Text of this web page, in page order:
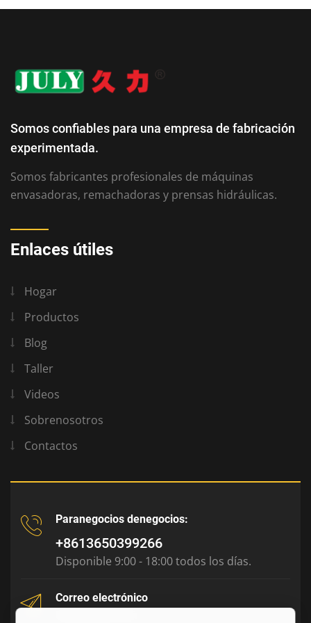
Somos confiables para una empresa de fabricación
experimentada.
Somos fabricantes profesionales de máquinas
envasadoras, remachadoras y prensas hidráulicas.
Enlaces útiles
Hogar
Productos
Blog
Taller
Videos
Sobrenosotros
Contactos
Paranegocios denegocios:
+8613650399266
Disponible 9:00 - 18:00 todos los días.
Correo electrónico